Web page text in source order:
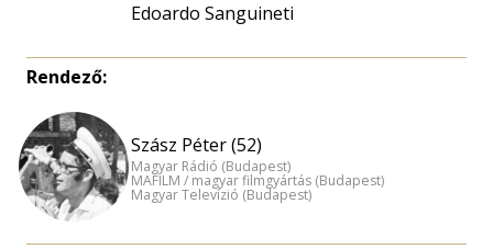
Edoardo Sanguineti
Rendező:
Szász Péter (52)
Magyar Rádió (Budapest)
MAFILM / magyar filmgyártás (Budapest)
Magyar Televízió (Budapest)